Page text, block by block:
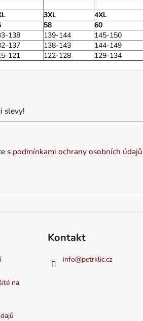
3XL 4XL
58 60
138 139-144 145-150
137 138-143 144-149
121 122-128 129-134
slevy!
s podmínkami ochrany osobních údajů
na
Kontakt
info@petrklic.cz